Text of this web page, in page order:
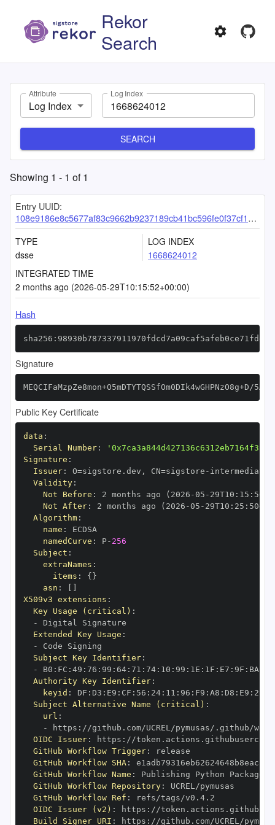
Rekor
Search
Attribute
Log Index
Log Index
SEARCH
Showing 1 - 1 of1
Entry UUID:
108e9186e8c5677af83c9662b9237189cb41bc596fe0f37cf106cce193e049c117bcb8ca58a31200
TYPE
dsse
LOG INDEX
1668624012
INTEGRATED TIME
2 months ago (2026-05-29T10:15:52+00:00)
Hash
Signature
MEQCIFaMzpZe8mon+O5mDTYTQSSfOm0DIk4wGHPNzO8g+D/
Public Key Certificate
data :
Serial Number:
Signature :
Issuer: O=sigstore.dev , CN=sigstore -
Validity:
Not Before : 2 months ago (2026 -05 - 29T10 : 15 :
Not After: 2 months ago (2026 -05 - 29T10 : 25 : 50+00
Algorithm:
name :
namedCurve : P- 256
Subject :
extraNames :
items : { }
asn :
X509v3 extensions :
Key Usage (critical) :
-
Extended Key Usage :
-
Subject Key Identifier:
-
B0 : FC : 49 : 76 : 99 : 64: 71 : 74: 10 : 99 : 1E : 1F : E7 : 9F : BA
Authority Key Identifier:
keyid : DF : D3 : E9 : CF : 56 : 24: 11 : 96 : F9 : A8 : D8 : E9 : 28
Subject Alternative Name (critical) :
url :
-
https :
OIDC Issuer: https :
GitHub Workflow Trigger:
GitHub Workflow SHA:
GitHub Workflow Name :
GitHub Workflow Repository:
GitHub Workflow Ref :
OIDC Issuer (v2) : https :
Build Signer URI : https :